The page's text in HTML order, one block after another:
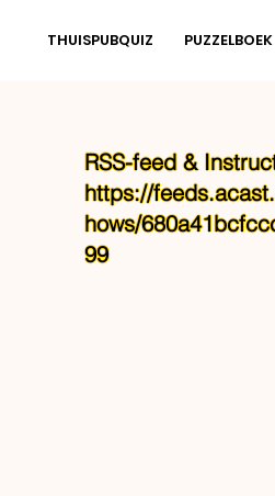
THUISPUBQUIZ PUZZELBOEK
RSS-feed &
https://
hows/
99